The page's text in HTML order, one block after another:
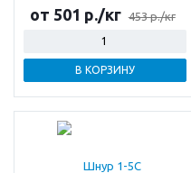
от 501 р./кг 453 р./кг
В КОРЗИНУ